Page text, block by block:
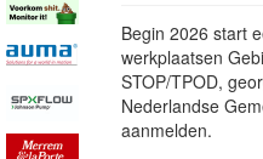
Begin 2026 start
werkplaatsen
STOP/TPOD,
Nederlandse
aanmelden.